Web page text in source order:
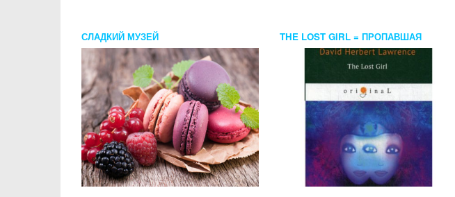
СЛАДКИЙ МУЗЕЙ
THE LOST GIRL = ПРОПАВШАЯ
ДЕВУШКА: НА АНГЛ.ЯЗ. LAWRENCE